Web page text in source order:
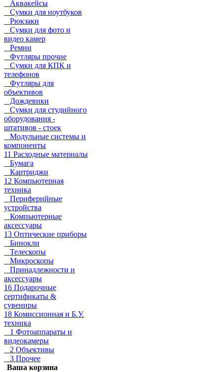
Аквакейсы
Сумки для ноутбуков
Рюкзаки
Сумки для фото и
видео камер
Ремни
Футляры прочие
Сумки для КПК и
телефонов
Футляры для
объективов
Дождевики
Сумки для студийного
оборудования -
штативов - стоек
Модульные системы и
компоненты
11 Расходные материалы
Бумага
Картриджи
12 Компьютерная
техника
Периферийные
устройства
Компьютерные
аксессуары
13 Оптические приборы
Бинокли
Телескопы
Микроскопы
Принадлежности и
аксессуары
16 Подарочные
сертификаты &
сувениры
18 Комиссионная и Б.У.
техника
1 Фотоаппараты и
видеокамеры
2 Объективы
3 Прочее
Ваша корзина